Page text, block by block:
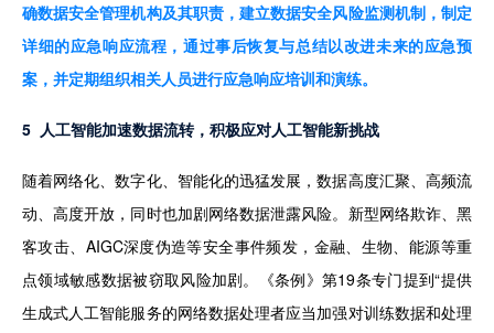
确数据安全管理机构及其职责，建立数据安全风险监测机制，制定
详细的应急响应流程，通过事后恢复与总结以改进未来的应急预
案，并定期组织相关人员进行应急响应培训和演练。
5  人工智能加速数据流转，积极应对人工智能新挑战
随着网络化、数字化、智能化的迅猛发展，数据高度汇聚、高频流
动、高度开放，同时也加剧网络数据泄露风险。新型网络欺诈、黑
客攻击、AIGC深度伪造等安全事件频发，金融、生物、能源等重
点领域敏感数据被窃取风险加剧。《条例》第19条专门提到“提供
生成式人工智能服务的网络数据处理者应当加强对训练数据和处理